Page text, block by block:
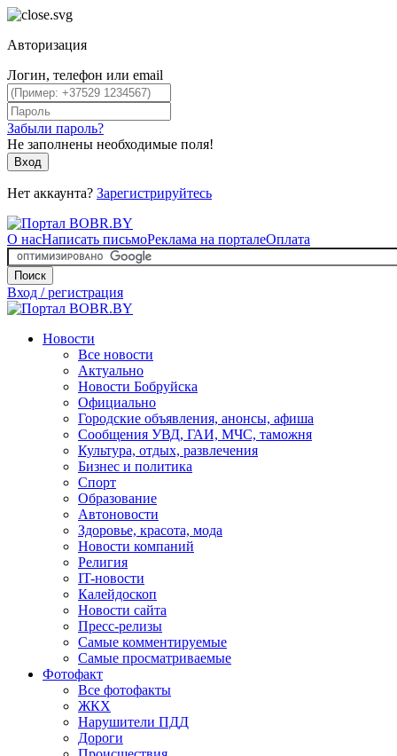
Авторизация
Логин, телефон или email
Забыли пароль?
Не заполнены необходимые поля!
Вход
Нет аккаунта? Зарегистрируйтесь
О насНаписать письмоРеклама на порталеОплата
Поиск
Вход / регистрация
Новости
Все новости
Актуально
Новости Бобруйска
Официально
Городские объявления, анонсы, афиша
Сообщения УВД, ГАИ, МЧС, таможня
Культура, отдых, развлечения
Бизнес и политика
Спорт
Образование
Автоновости
Здоровье, красота, мода
Новости компаний
Религия
IT-новости
Калейдоскоп
Новости сайта
Пресс-релизы
Самые комментируемые
Самые просматриваемые
Фотофакт
Все фотофакты
ЖКХ
Нарушители ПДД
Дороги